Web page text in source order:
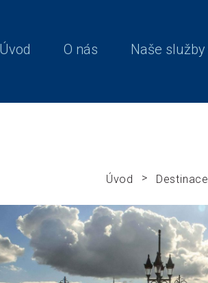
Úvod O nás Naše služby
Úvod > Destinace